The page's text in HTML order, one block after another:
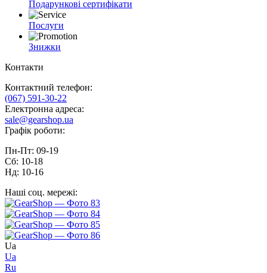
Подарункові сертифікати
Послуги
Знижки
Контакти
Контактний телефон:
(067) 591-30-22
Електронна адреса:
sale@gearshop.ua
Графік роботи:
Пн-Пт: 09-19
Сб: 10-18
Нд: 10-16
Наші соц. мережі:
Ua
Ua
Ru